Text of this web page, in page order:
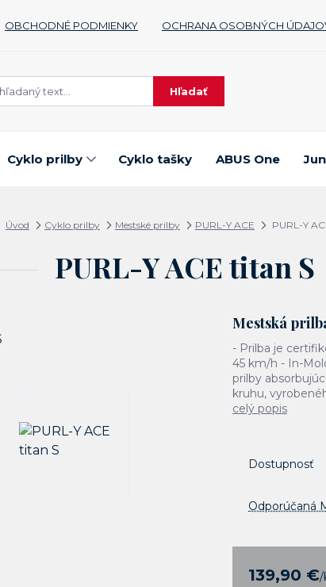
OBCHODNÉ PODMIENKY OCHRANA OSOBNÝCH
Hľadať
Cyklo prilby Cyklo tašky ABUS One
Úvod Cyklo prilby Mestské prilby PURL-Y ACE PURL-Y
PURL-Y ACE titan S
Mestská
- Prilba je
45 km/h - In-
prilby
kruhu,
celý popis
Dostupnosť
Odporúčaná
139,90 €/